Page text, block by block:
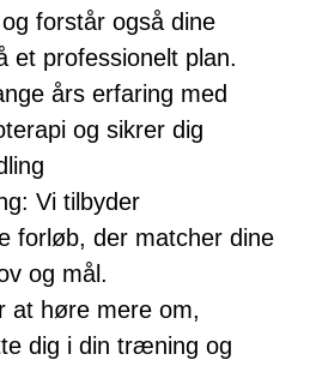
forstår også dine
et professionelt plan.
års erfaring med
og sikrer dig
Vi tilbyder
forløb, der matcher dine
og mål.
at høre mere om,
dig i din træning og